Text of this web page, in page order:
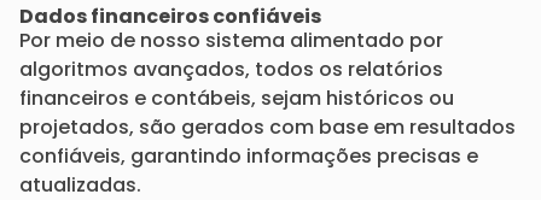
Dados financeiros confiáveis
Por meio de nosso sistema alimentado por
algoritmos avançados, todos os relatórios
financeiros e contábeis, sejam históricos ou
projetados, são gerados com base em resultados
confiáveis, garantindo informações precisas e
atualizadas.